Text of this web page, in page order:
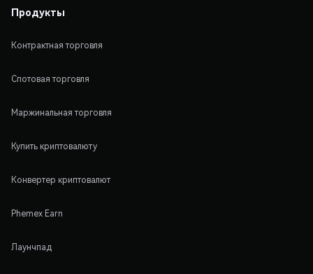
Продукты
Контрактная торговля
Спотовая торговля
Маржинальная торговля
Купить криптовалюту
Конвертер криптовалют
Phemex Earn
Лаунчпад